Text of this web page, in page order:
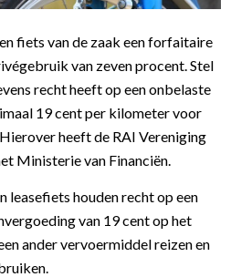
fiets van de zaak een forfaitaire
van zeven procent. Stel
recht heeft op een onbelaste
19 cent per kilometer voor
heeft de RAI Vereniging
Ministerie van Financiën.
leasefiets houden recht op een
van 19 cent op het
ander vervoermiddel reizen en